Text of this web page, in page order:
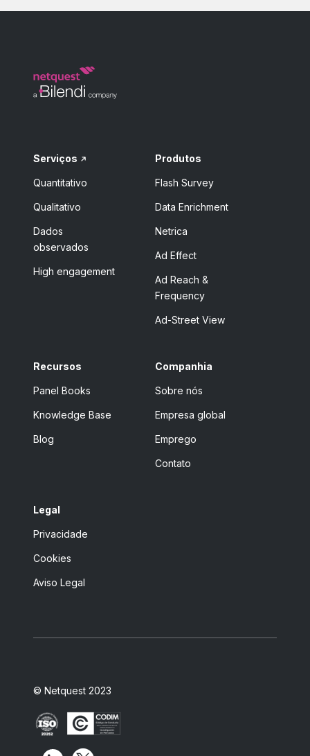
Serviços
Quantitativo
Qualitativo
Dados
observados
High engagement
Produtos
Flash Survey
Data Enrichment
Netrica
Ad Effect
Ad Reach &
Frequency
Ad-Street View
Recursos
Panel Books
Knowledge Base
Blog
Companhia
Sobre nós
Empresa global
Emprego
Contato
Legal
Privacidade
Cookies
Aviso Legal
© Netquest 2023